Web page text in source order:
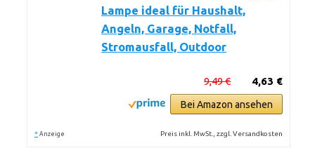
Lampe ideal für Haushalt,
Angeln, Garage, Notfall,
Stromausfall, Outdoor
4,63 €
9,49 €
Bei Amazon ansehen
* Anzeige Preis inkl. MwSt., zzgl. Versandkosten